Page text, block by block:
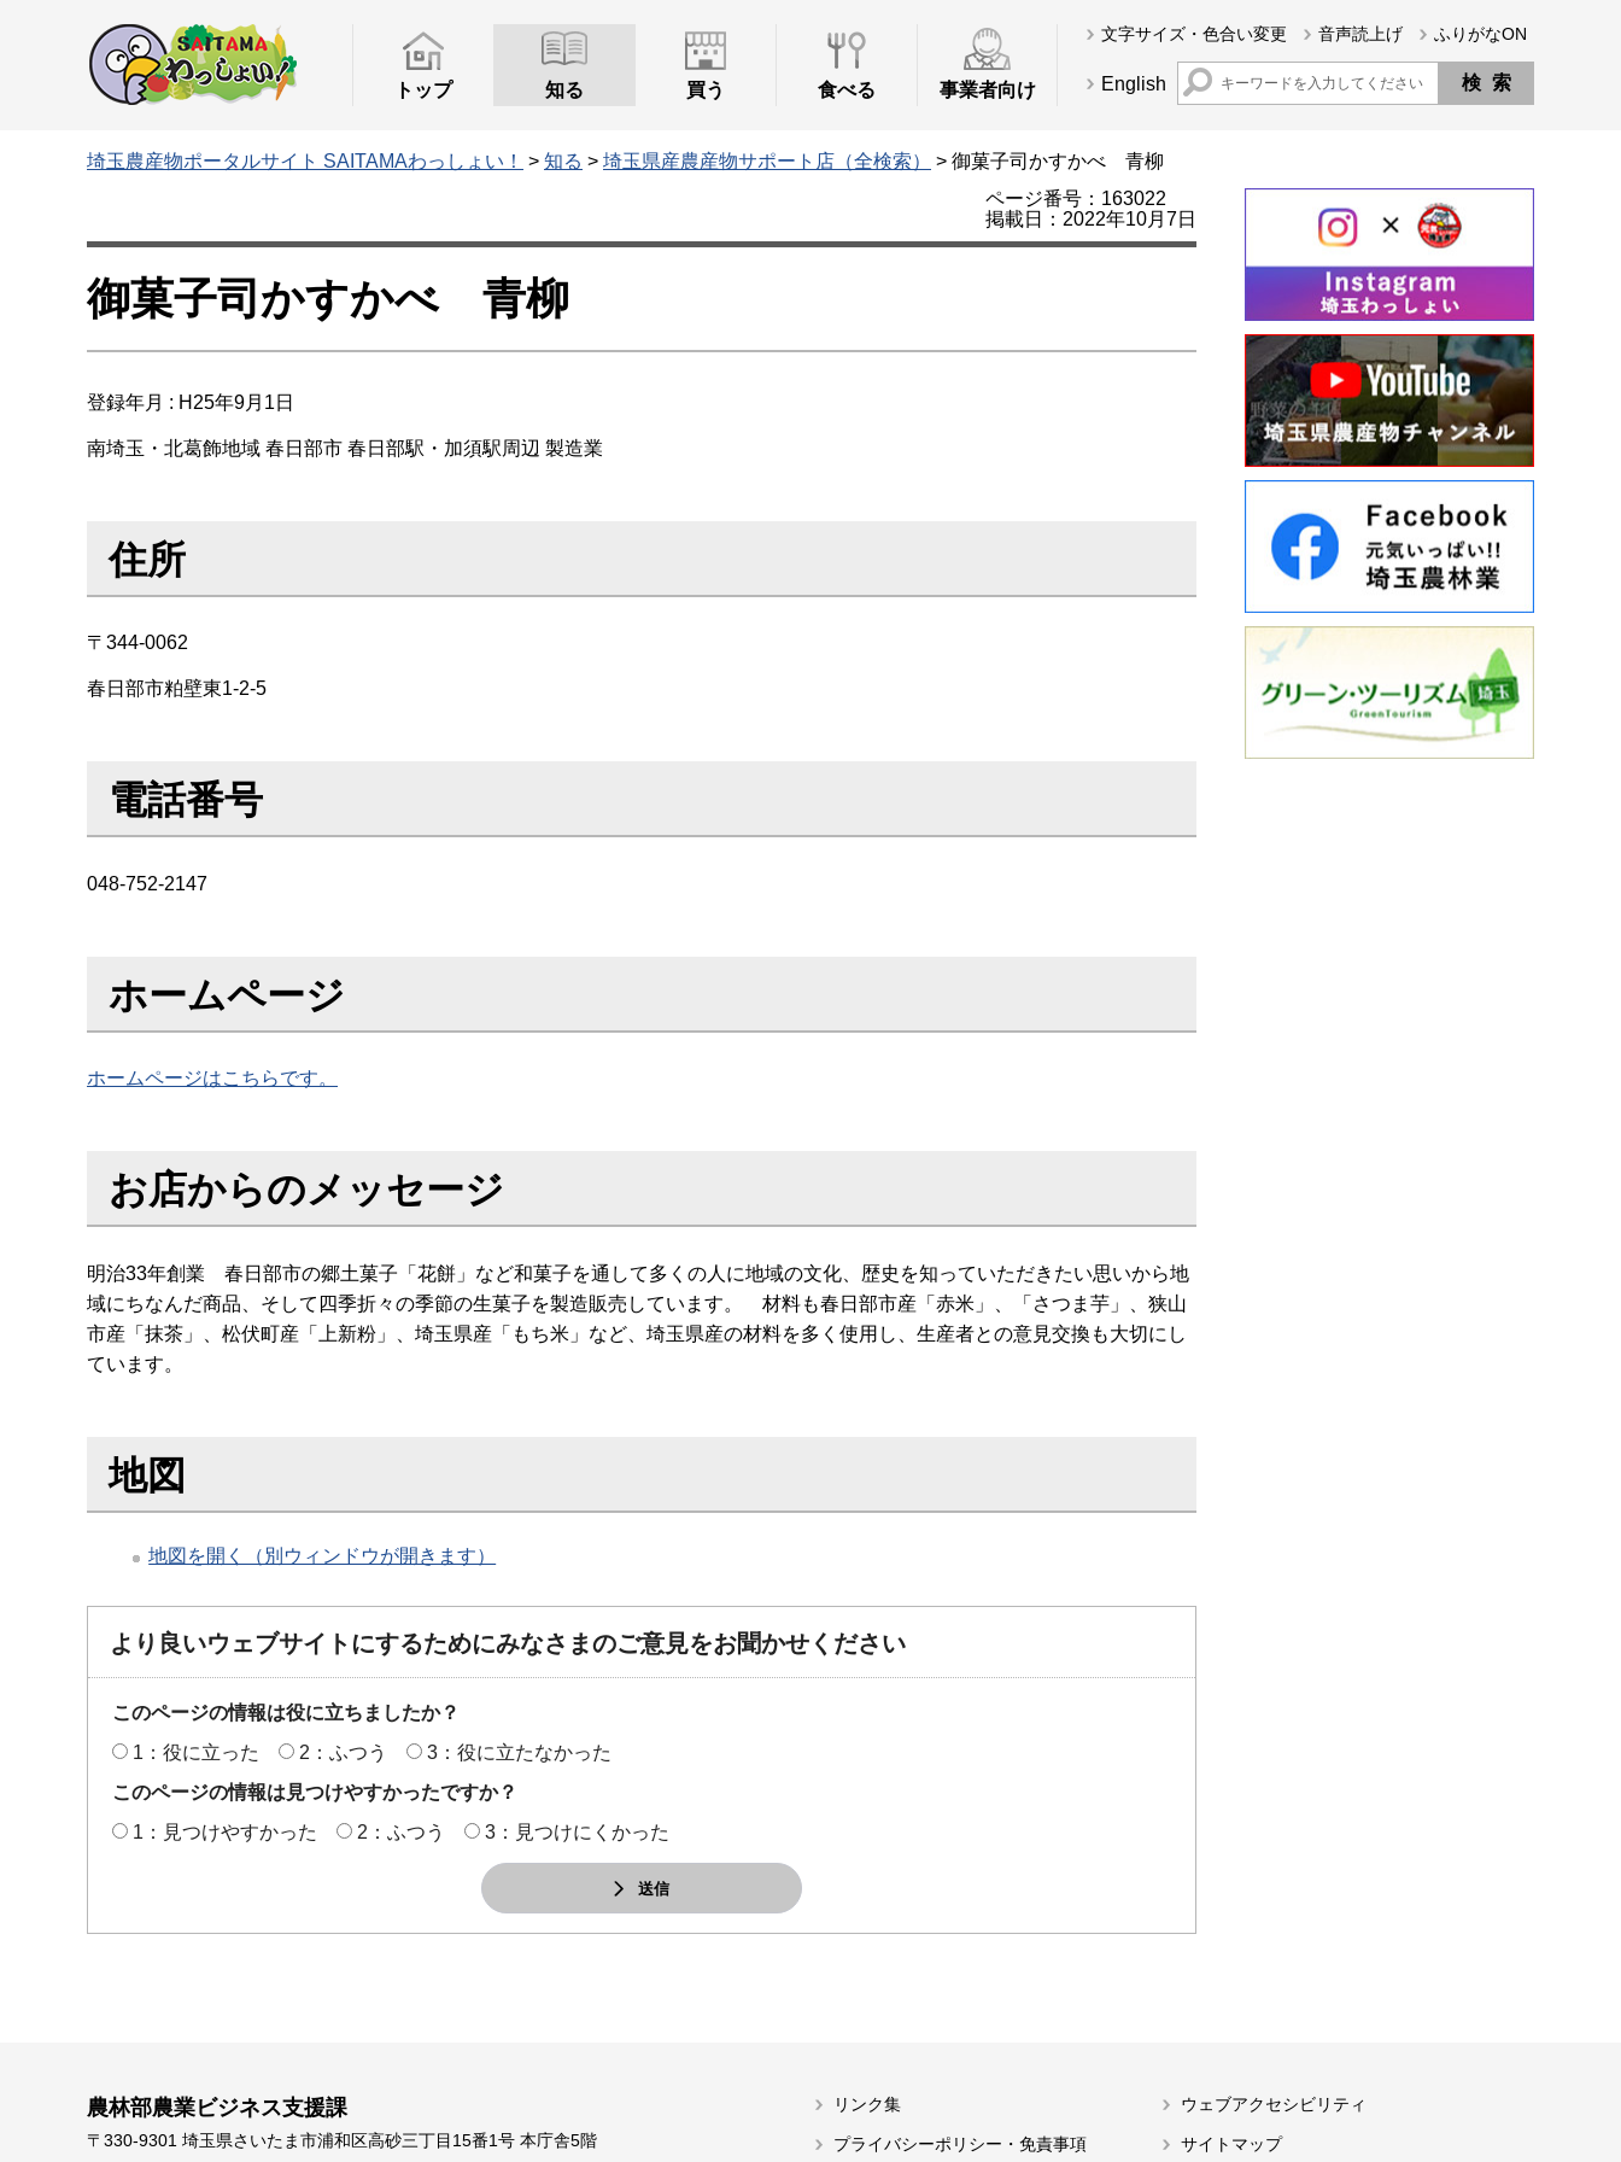
トップ 知る 買う 食べる 事業者向け
文字サイズ・色合い変更 音声読上げ ふりがなON
English
埼玉農産物ポータルサイト SAITAMAわっしょい！ > 知る > 埼玉県産農産物サポート店（全検索）
> 御菓子司かすかべ 青柳
ページ番号：163022
掲載日：2022年10月7日
御菓子司かすかべ 青柳
登録年月 : H25年9月1日
南埼玉・北葛飾地域 春日部市 春日部駅・加須駅周辺 製造業
住所
〒344-0062
春日部市粕壁東1-2-5
電話番号
048-752-2147
ホームページ
ホームページはこちらです。
お店からのメッセージ
明治33年創業 春日部市の郷土菓子「花餅」など和菓子を通して多くの人に地域の文化、歴史を知っていただきたい思いから地
域にちなんだ商品、そして四季折々の季節の生菓子を製造販売しています。 材料も春日部市産「赤米」、「さつま芋」、狭山
市産「抹茶」、松伏町産「上新粉」、埼玉県産「もち米」など、埼玉県産の材料を多く使用し、生産者との意見交換も大切にし
ています。
地図
地図を開く（別ウィンドウが開きます）
より良いウェブサイトにするためにみなさまのご意見をお聞かせください
このページの情報は役に立ちましたか？
1：役に立った
2：ふつう
3：役に立たなかった
このページの情報は見つけやすかったですか？
1：見つけやすかった
2：ふつう 3：見つけにくかった
送信
農林部農業ビジネス支援課
〒330-9301 埼玉県さいたま市浦和区高砂三丁目15番1号 本庁舎5階
リンク集
プライバシーポリシー・免責事項
ウェブアクセシビリティ
サイトマップ